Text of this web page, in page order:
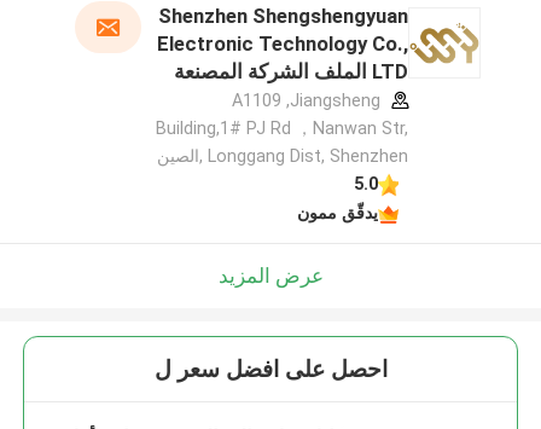
Shenzhen Shengshengyuan
Electronic Technology Co.,
LTD الملف الشركة المصنعة
A1109 ,Jiangsheng
Building,1# PJ Rd ，Nanwan Str,
Longgang Dist, Shenzhen ,الصين
5.0
يدقّق ممون
عرض المزيد
احصل على افضل سعر ل